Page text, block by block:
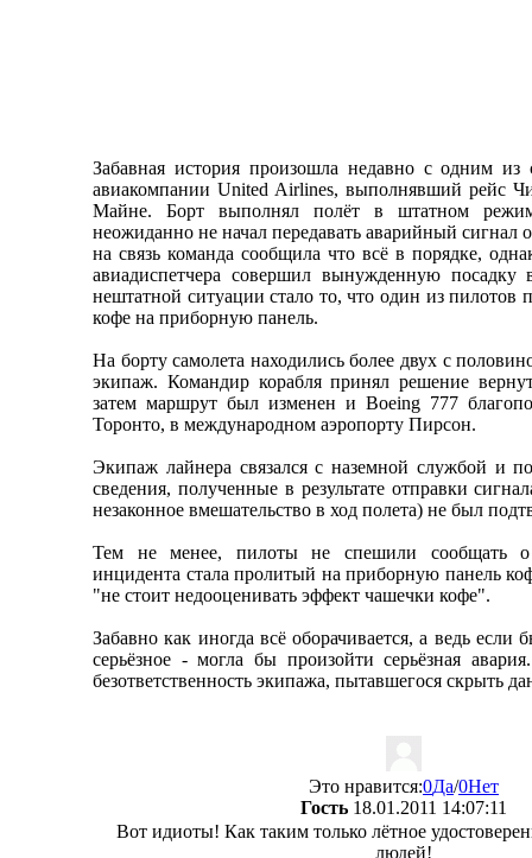
Забавная история произошла недавно с одним из
авиакомпании United Airlines, выполнявший рейс
Майне. Борт выполнял полёт в штатном
неожиданно не начал передавать аварийный сигнал
на связь команда сообщила что всё в порядке,
авиадиспетчера совершил вынужденную
нештатной ситуации стало то, что один из пилотов
кофе на приборную панель.
На борту самолета находились более двух с
экипаж. Командир корабля принял решение
затем маршрут был изменен и Boeing 777
Торонто, в международном аэропорту Пирсон.
Экипаж лайнера связался с наземной службой и
сведения, полученные в результате отправки
незаконное вмешательство в ход полета) не был
Тем не менее, пилоты не спешили сообщать
инцидента стала пролитый на приборную панель
"не стоит недооценивать эффект чашечки кофе".
Забавно как иногда всё оборачивается, а ведь если
серьёзное - могла бы произойти серьёзная
безответственность экипажа, пытавшегося скрыть
Это нравится:0Да/0Нет
Гость 18.01.2011 14:07:11
Вот идиоты! Как таким только лётное
людей!